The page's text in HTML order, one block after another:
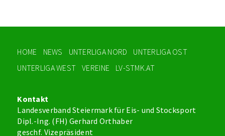
HOME NEWS UNTERLIGA NORD
UNTERLIGA OST
UNTERLIGA WEST
VEREINE LV-STMK.AT
Kontakt
Landesverband Steiermark für Eis- und Stocksport
Dipl.-Ing. (FH) Gerhard Orthaber
geschf. Vizepräsident